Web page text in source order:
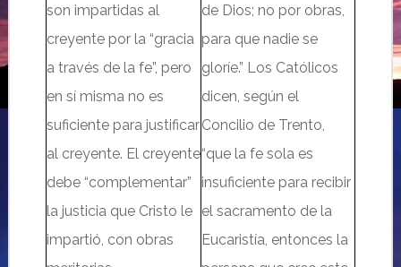
son impartidas al
creyente por la “gracia
a través de la fe”, pero
en sí misma no es
suficiente para justificar
al creyente. El creyente
debe “complementar”
la justicia que Cristo le
impartió, con obras
de Dios; no por obras,
para que nadie se
gloríe.” Los Católicos
dicen, según el
Concilio de Trento,
“que la fe solaes
insuficiente para recibir
el sacramento de la
Eucaristía, entonces la